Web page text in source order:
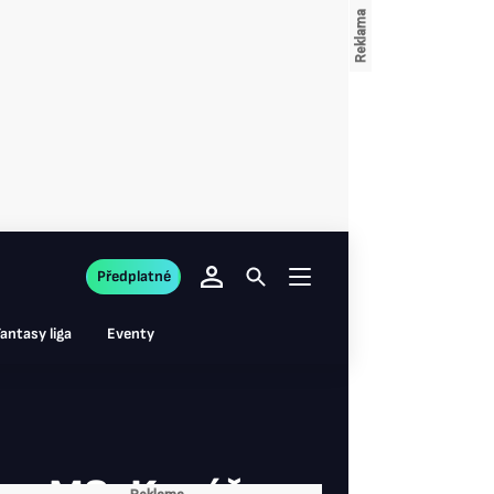
liga Eventy
Předplatné